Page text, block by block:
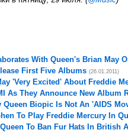
With Queen's Brian May
First Five Albums (26.01.2011)
'Very Excited' About Freddie
As They Announce New Album
Queen Biopic Is Not An 'AIDS
To Play Freddie Mercury In
To Ban Fur Hats In British